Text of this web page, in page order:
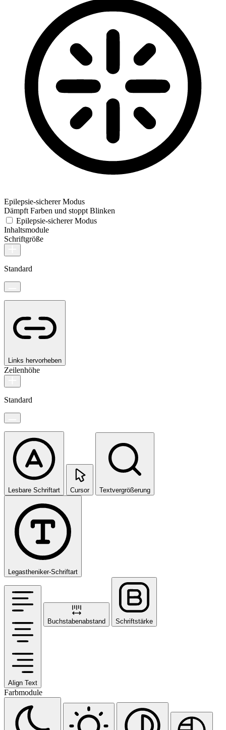
Epilepsie-sicherer Modus
Dämpft Farben und stoppt Blinken
Epilepsie-sicherer Modus
Inhaltsmodule
Schriftgröße
Standard
Links hervorheben
Zeilenhöhe
Standard
Lesbare Schriftart Cursor Textvergrößerung
Legastheniker-Schriftart
Align Text
Buchstabenabstand Schriftstärke
Farbmodule